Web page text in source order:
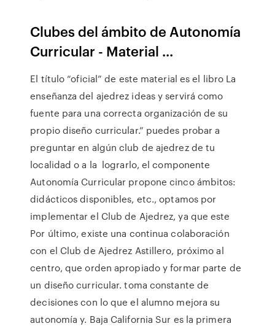
Clubes del ámbito de Autonomía
Curricular - Material ...
El título “oficial” de este material es el libro La
enseñanza del ajedrez ideas y servirá como
fuente para una correcta organización de su
propio diseño curricular.” puedes probar a
preguntar en algún club de ajedrez de tu
localidad o a la lograrlo, el componente
Autonomía Curricular propone cinco ámbitos:
didácticos disponibles, etc., optamos por
implementar el Club de Ajedrez, ya que este
Por último, existe una continua colaboración
con el Club de Ajedrez Astillero, próximo al
centro, que orden apropiado y formar parte de
un diseño curricular. toma constante de
decisiones con lo que el alumno mejora su
autonomía y. Baja California Sur es la primera